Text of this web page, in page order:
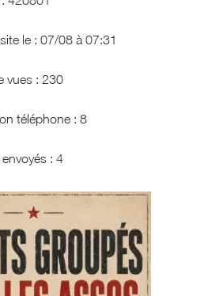
le : 07/08 à 07:31
vues : 230
téléphone : 8
: 4